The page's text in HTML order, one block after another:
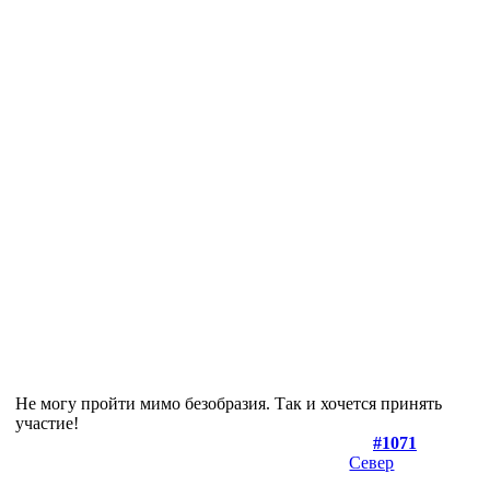
Не могу пройти мимо безобразия. Так и хочется принять
участие!
#1071
Север